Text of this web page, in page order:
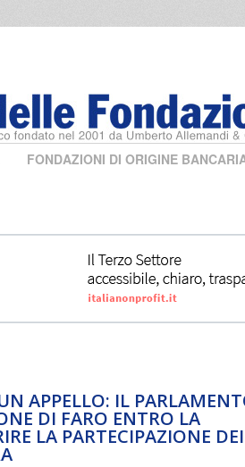
FONDAZIONI DI ORIGINE
APPELLO: IL
DI FARO ENTRO LA
LA PARTECIPAZIONE DEI